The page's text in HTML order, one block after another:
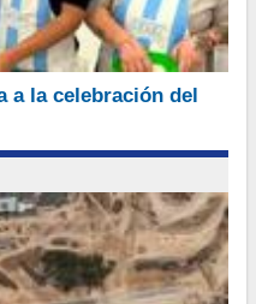
165 años en la industria de
a la celebración del